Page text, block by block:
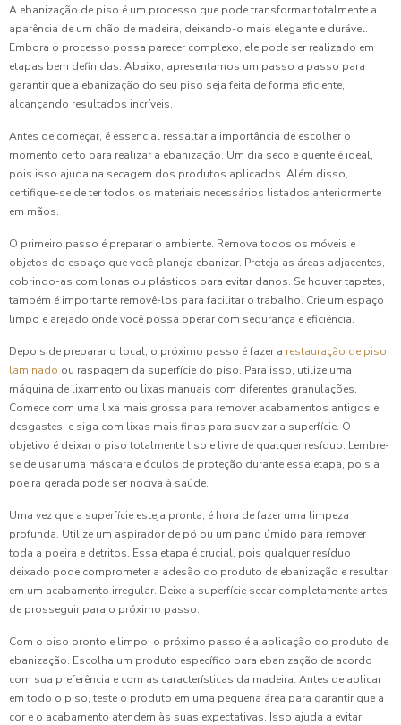
A ebanização de piso é um processo que pode transformar totalmente a
aparência de um chão de madeira, deixando-o mais elegante e durável.
Embora o processo possa parecer complexo, ele pode ser realizado em
etapas bem definidas. Abaixo, apresentamos um passo a passo para
garantir que a ebanização do seu piso seja feita de forma eficiente,
alcançando resultados incríveis.
Antes de começar, é essencial ressaltar a importância de escolher o
momento certo para realizar a ebanização. Um dia seco e quente é ideal,
pois isso ajuda na secagem dos produtos aplicados. Além disso,
certifique-se de ter todos os materiais necessários listados anteriormente
em mãos.
O primeiro passo é preparar o ambiente. Remova todos os móveis e
objetos do espaço que você planeja ebanizar. Proteja as áreas adjacentes,
cobrindo-as com lonas ou plásticos para evitar danos. Se houver tapetes,
também é importante removê-los para facilitar o trabalho. Crie um espaço
limpo e arejado onde você possa operar com segurança e eficiência.
Depois de preparar o local, o próximo passo é fazer a restauração de piso
laminado ou raspagem da superfície do piso. Para isso, utilize uma
máquina de lixamento ou lixas manuais com diferentes granulações.
Comece com uma lixa mais grossa para remover acabamentos antigos e
desgastes, e siga com lixas mais finas para suavizar a superfície. O
objetivo é deixar o piso totalmente liso e livre de qualquer resíduo. Lembre-
se de usar uma máscara e óculos de proteção durante essa etapa, pois a
poeira gerada pode ser nociva à saúde.
Uma vez que a superfície esteja pronta, é hora de fazer uma limpeza
profunda. Utilize um aspirador de pó ou um pano úmido para remover
toda a poeira e detritos. Essa etapa é crucial, pois qualquer resíduo
deixado pode comprometer a adesão do produto de ebanização e resultar
em um acabamento irregular. Deixe a superfície secar completamente antes
de prosseguir para o próximo passo.
Com o piso pronto e limpo, o próximo passo é a aplicação do produto de
ebanização. Escolha um produto específico para ebanização de acordo
com sua preferência e com as características da madeira. Antes de aplicar
em todo o piso, teste o produto em uma pequena área para garantir que a
cor e o acabamento atendem às suas expectativas. Isso ajuda a evitar